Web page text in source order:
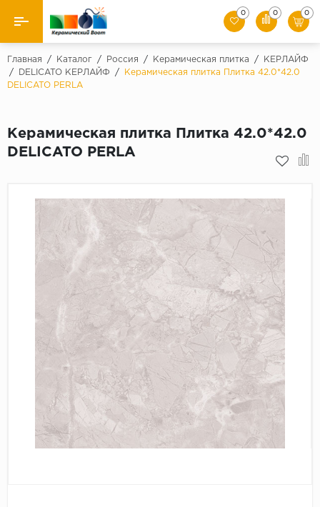
Назад
Производители
Керамогранит
Искусственный камень
0 0 0
Главная / Каталог / Россия / Керамическая плитка /
КЕРЛАЙФ
/
DELICATO КЕРЛАЙФ /
Керамическая плитка Плитка 42.0*42.0
DELICATO PERLA
Керамическая плитка Плитка 42.0*42.0
DELICATO PERLA